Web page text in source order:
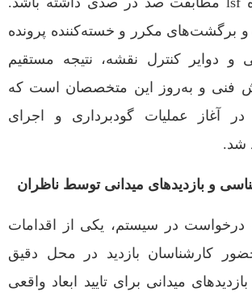
برگشت‌های مکرر و خسته‌کننده پرونده
و دوایر کنترل نقشه، نتیجه مستقیم
فنی و به‌روز این متخصصان است که
آغاز عملیات گودبرداری و اجرای
شد.
و بازدیدهای میدانی توسط ناظران
درخواست در سیستم، یکی از اقدامات
کارشناسان بازدید در محل دقیق
میدانی برای تایید ابعاد واقعی